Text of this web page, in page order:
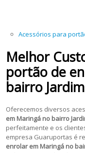
Acessórios para
Melhor
portão de
bairro
Oferecemos diversos
em Maringá no bairro
perfeitamente e os
empresa Guaruportas é
enrolar em Maringá no